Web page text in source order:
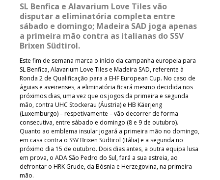
SL Benfica e Alavarium Love Tiles vão
disputar a eliminatória completa entre
sábado e domingo; Madeira SAD joga apenas
a primeira mão contra as italianas do SSV
Brixen Südtirol.
Este fim de semana marca o início da campanha europeia para
SL Benfica, Alavarium Love Tiles e Madeira SAD, referente à
Ronda 2 de Qualificação para a EHF European Cup. No caso de
águias e aveirenses, a eliminatória ficará mesmo decidida nos
próximos dias, uma vez que os jogos da primeira e segunda
mão, contra UHC Stockerau (Áustria) e HB Käerjeng
(Luxemburgo) – respetivamente – vão decorrer de forma
consecutiva, entre sábado e domingo (8 e 9 de outubro).
Quanto ao emblema insular jogará a primeira mão no domingo,
em casa contra o SSV Brixen Südtirol (Itália) e a segunda no
próximo dia 15 de outubro. Dois dias antes, a outra equipa lusa
em prova, o ADA São Pedro do Sul, fará a sua estreia, ao
defrontar o HRK Grude, da Bósnia e Herzegovina, na primeira
mão.